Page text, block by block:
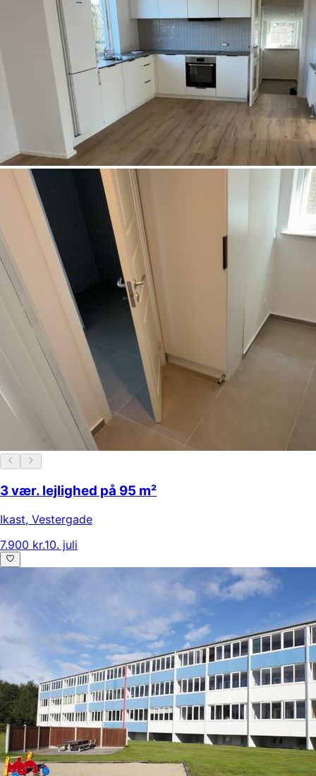
3 vær. lejlighed på 95 m²
Ikast, Vestergade
7.900 kr.10. juli